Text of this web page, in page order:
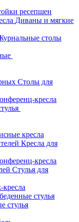
ресепшен
Диваны и мягкие
столы
Столы для
кресла
кресла
Кресла для
кресла
Стулья для
стулья
стулья